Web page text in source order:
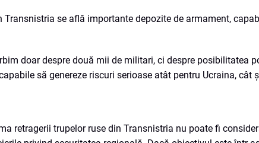
Transnistria se află importante depozite de armament,
doar despre două mii de militari, ci despre posibilitatea
să genereze riscuri serioase atât pentru Ucraina, cât
retragerii trupelor ruse din Transnistria nu poate fi